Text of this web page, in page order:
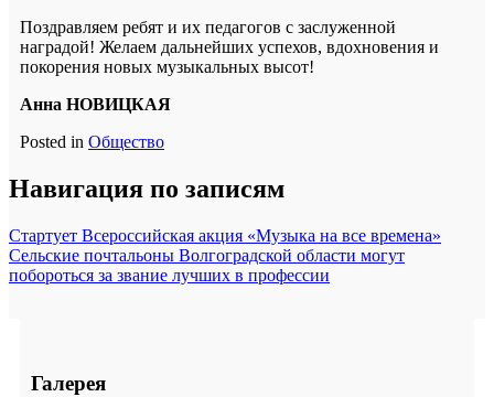
Поздравляем ребят и их педагогов с заслуженной
наградой! Желаем дальнейших успехов, вдохновения и
покорения новых музыкальных высот!
Анна НОВИЦКАЯ
Posted in Общество
Навигация по записям
Стартует Всероссийская акция «Музыка на все времена»
Сельские почтальоны Волгоградской области могут
побороться за звание лучших в профессии
Галерея